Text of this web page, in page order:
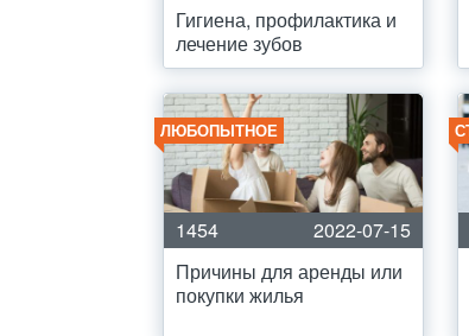
Гигиена, профилактика и
лечение зубов
ЛЮБОПЫТНОЕ
1454
2022-07-15
Причины для аренды или
покупки жилья